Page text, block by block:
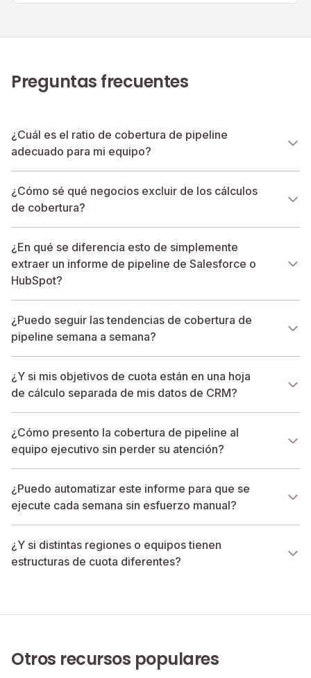
Preguntas frecuentes
¿Cuál es el ratio de cobertura de pipeline
adecuado para mi equipo?
¿Cómo sé qué negocios excluir de los cálculos
de cobertura?
¿En qué se diferencia esto de simplemente
extraer un informe de pipeline de Salesforce o
HubSpot?
¿Puedo seguir las tendencias de cobertura de
pipeline semana a semana?
¿Y si mis objetivos de cuota están en una hoja
de cálculo separada de mis datos de CRM?
¿Cómo presento la cobertura de pipeline al
equipo ejecutivo sin perder su atención?
¿Puedo automatizar este informe para que se
ejecute cada semana sin esfuerzo manual?
¿Y si distintas regiones o equipos tienen
estructuras de cuota diferentes?
Otros recursos populares